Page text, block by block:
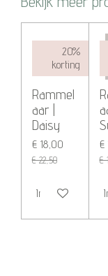
20%
korting
Rammel
aar |
Daisy
€ 18,00
€ 22,50
In winkelwagen
€
€